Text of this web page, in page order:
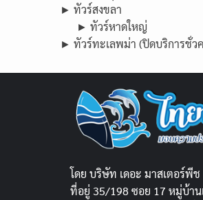
► ทัวร์สงขลา
► ทัวร์หาดใหญ่
► ทัวร์ทะเลพม่า (ปิดบริการชั่ว
โดย บริษัท เดอะ มาสเตอร์พีช
ที่อยู่ 35/198 ซอย 17 หมู่บ้าน